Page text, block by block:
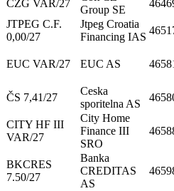
CZG VAR/27
Group SE
JTPEG C.F.
0,00/27
Jtpeg Croatia
Financing IAS
EUC VAR/27 EUC AS
ČS 7,41/27
Ceska
sporitelna AS
CITY HF III
VAR/27
City Home
Finance III
SRO
BKCRES
7.50/27
Banka
CREDITAS
AS